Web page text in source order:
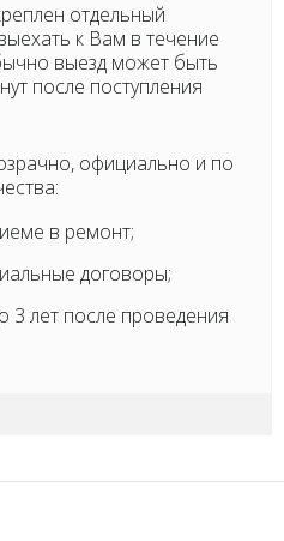
отдельный
к Вам в течение
выезд может быть
после поступления
официально и по
в ремонт;
договоры;
3 лет после проведения